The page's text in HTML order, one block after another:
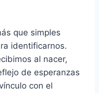
que simples
identificarnos.
al nacer,
de esperanzas
con el